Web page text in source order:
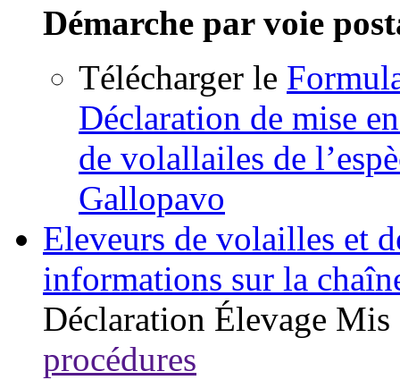
Démarche par voie
Télécharger le
Déclaration de mise
de volallailes de
Gallopavo
Eleveurs de volailles et
informations sur la
Déclaration Élevage Mis
procédures